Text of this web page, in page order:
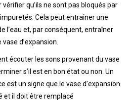
vérifier qu’ils ne sont pas bloqués par
Cela peut entraîner une
l’eau et, par conséquent, entraîner
d’expansion.
écouter les sons provenant du vase
s’il est en bon état ou non. Un
est un signe que le vase d’expansion
et il doit être remplacé